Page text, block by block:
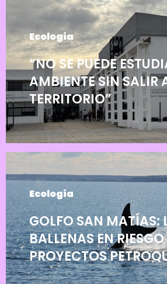
Ecología
“NO SE PUEDE
AMBIENTE SIN SALIR
TERRITORIO”
Ecología
GOLFO SAN MATÍAS:
BALLENAS EN
PROYECTOS